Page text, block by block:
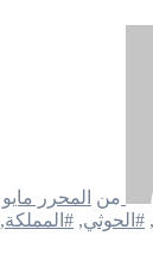
من المحرر مايو 8, 2021
, #الحوثي, #المملكة,